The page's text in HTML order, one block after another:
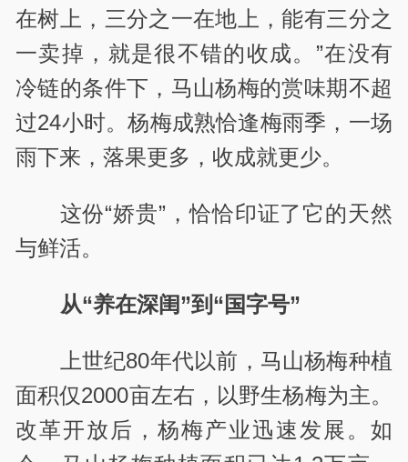
在树上，三分之一在地上，能有三分之
一卖掉，就是很不错的收成。”在没有
冷链的条件下，马山杨梅的赏味期不超
过24小时。杨梅成熟恰逢梅雨季，一场
雨下来，落果更多，收成就更少。
这份“娇贵”，恰恰印证了它的天然
与鲜活。
从“养在深闺”到“国字号”
上世纪80年代以前，马山杨梅种植
面积仅2000亩左右，以野生杨梅为主。
改革开放后，杨梅产业迅速发展。如